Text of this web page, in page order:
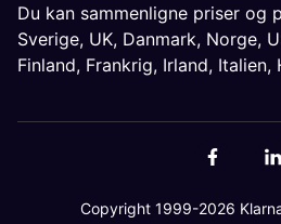
Du kan sammenligne priser og
Sverige, UK, Danmark, Norge,
Finland, Frankrig, Irland, Italien,
Copyright 1999-2026